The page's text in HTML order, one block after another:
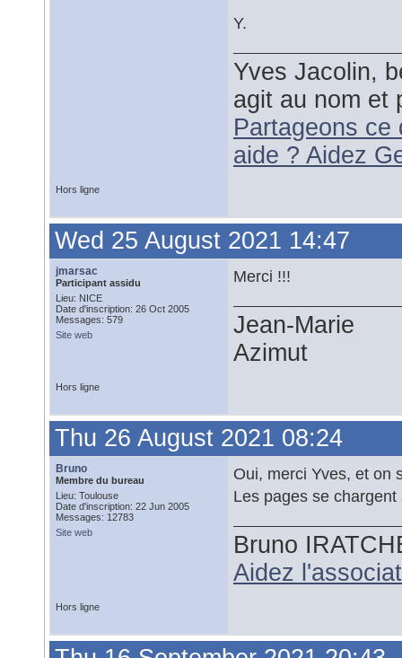
Y.
Yves Jacolin,
agit au nom et
Partageons ce
aide ? Aidez
Hors ligne
Wed 25 August 2021 14:47
jmarsac
Participant assidu
Lieu: NICE
Date d'inscription: 26 Oct 2005
Messages: 579
Site web
Merci !!!
Jean-Marie
Azimut
Hors ligne
Thu 26 August 2021 08:24
Bruno
Membre du bureau
Lieu: Toulouse
Date d'inscription: 22 Jun 2005
Messages: 12783
Site web
Oui, merci Yves, et on
Les pages se
Bruno
Aidez
Hors ligne